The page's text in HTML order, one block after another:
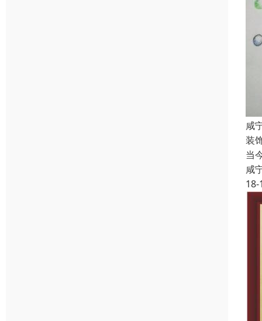
咸
装
当
咸
18-